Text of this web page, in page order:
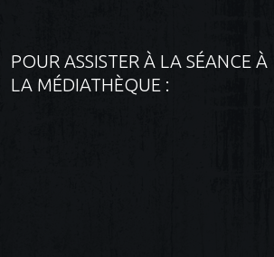
POUR ASSISTER À LA SÉANCE À
LA MÉDIATHÈQUE :